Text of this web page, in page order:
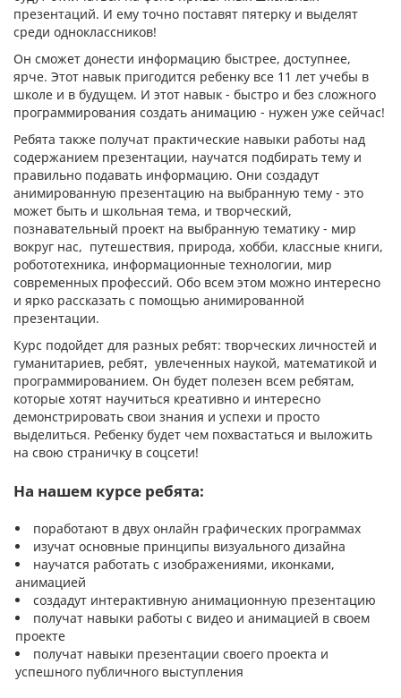
презентаций. И ему точно поставят пятерку и выделят
среди одноклассников!
Он сможет донести информацию быстрее, доступнее,
ярче. Этот навык пригодится ребенку все 11 лет учебы в
школе и в будущем. И этот навык - быстро и без сложного
программирования создать анимацию - нужен уже сейчас!
Ребята также получат практические навыки работы над
содержанием презентации, научатся подбирать тему и
правильно подавать информацию. Они создадут
анимированную презентацию на выбранную тему - это
может быть и школьная тема, и творческий,
познавательный проект на выбранную тематику - мир
вокруг нас, путешествия, природа, хобби, классные книги,
робототехника, информационные технологии, мир
современных профессий. Обо всем этом можно интересно
и ярко рассказать с помощью анимированной
презентации.
Курс подойдет для разных ребят: творческих личностей и
гуманитариев, ребят, увлеченных наукой, математикой и
программированием. Он будет полезен всем ребятам,
которые хотят научиться креативно и интересно
демонстрировать свои знания и успехи и просто
выделиться. Ребенку будет чем похвастаться и выложить
на свою страничку в соцсети!
На нашем курсе ребята:
поработают в двух онлайн графических программах
изучат основные принципы визуального дизайна
научатся работать с изображениями, иконками,
анимацией
создадут интерактивную анимационную презентацию
получат навыки работы с видео и анимацией в своем
проекте
получат навыки презентации своего проекта и
успешного публичного выступления